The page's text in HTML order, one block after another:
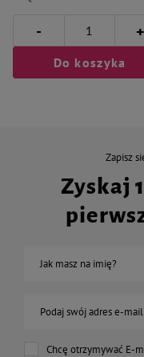
- +
Do koszyka
Zapisz
Zyskaj
Jak masz na imię?
Podaj swój adres e-mail
Chcę otrzymywać E-